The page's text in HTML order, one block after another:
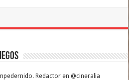
Redactor en @cineralia